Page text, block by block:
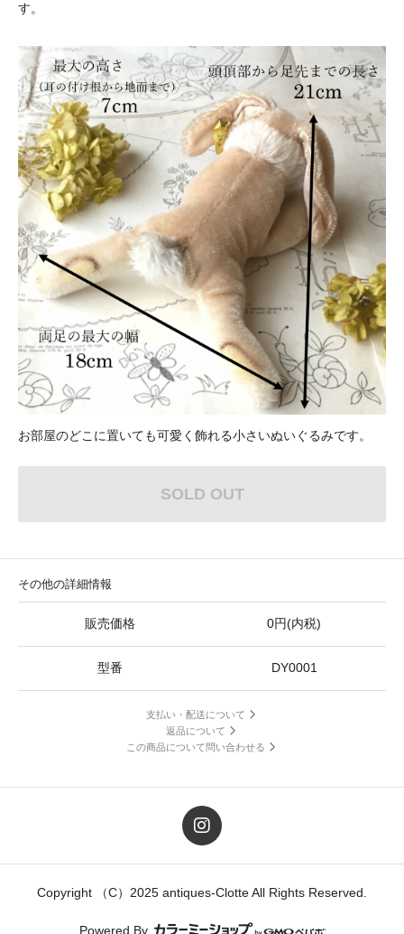
す。
お部屋のどこに置いても可愛く飾れる小さいぬいぐるみです。
SOLD OUT
その他の詳細情報
販売価格 0円(内税)
型番 DY0001
支払い・配送について
返品について
この商品について問い合わせる
Copyright （C）2025 antiques-Clotte All Rights Reserved.
Powered By